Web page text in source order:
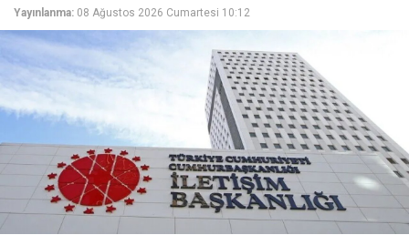
Yayınlanma: 08 Ağustos 2026 Cumartesi 10:12